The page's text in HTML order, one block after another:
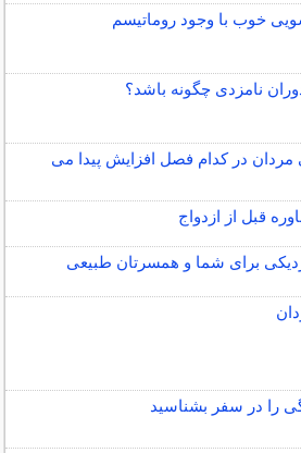
خوب با وجود روماتیسم
نامزدی چگونه باشد؟
در کدام فصل افزایش پیدا می
قبل از ازدواج
برای شما و همسرتان طبیعی
را در سفر بشناسید